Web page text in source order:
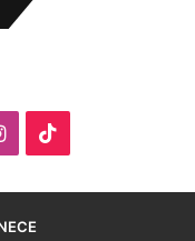
Instagram